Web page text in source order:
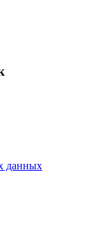
данных